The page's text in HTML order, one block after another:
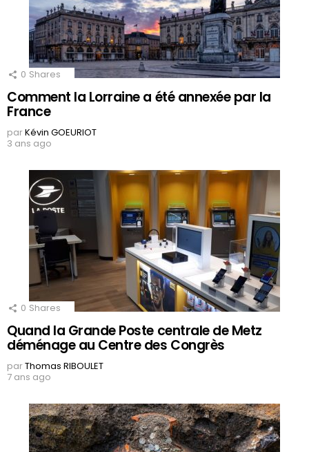
0 Shares
Comment la Lorraine a été annexée par la
France
parKévin GOEURIOT
3 ans ago
0 Shares
Quand la Grande Poste centrale de Metz
déménage au Centre des Congrès
parThomas RIBOULET
7 ans ago